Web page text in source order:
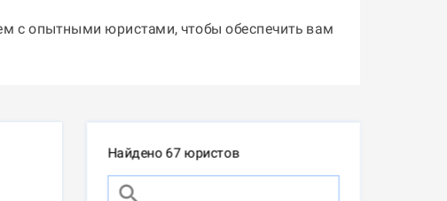
с опытными юристами, чтобы обеспечить вам
Найдено 67 юристов